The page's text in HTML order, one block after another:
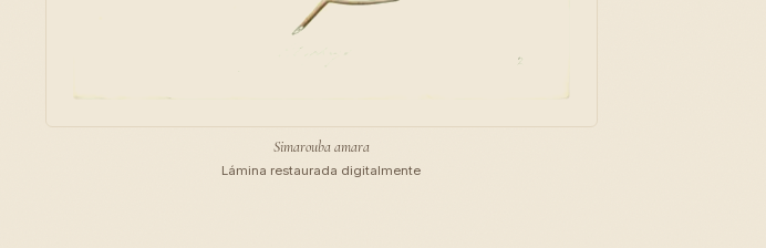
Simarouba amara
Lámina restaurada digitalmente